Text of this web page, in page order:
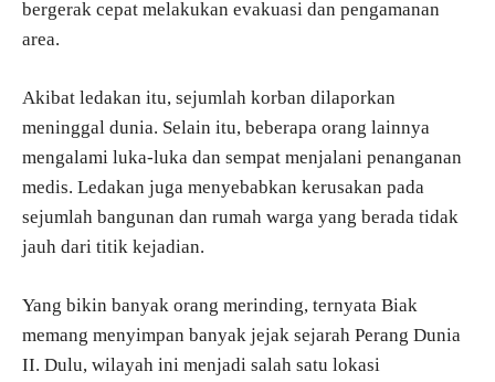
bergerak cepat melakukan evakuasi dan pengamanan
area.
Akibat ledakan itu, sejumlah korban dilaporkan
meninggal dunia. Selain itu, beberapa orang lainnya
mengalami luka-luka dan sempat menjalani penanganan
medis. Ledakan juga menyebabkan kerusakan pada
sejumlah bangunan dan rumah warga yang berada tidak
jauh dari titik kejadian.
Yang bikin banyak orang merinding, ternyata Biak
memang menyimpan banyak jejak sejarah Perang Dunia
II. Dulu, wilayah ini menjadi salah satu lokasi